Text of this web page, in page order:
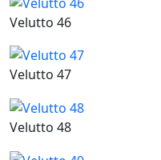
Velutto 46
Velutto 47
Velutto 48